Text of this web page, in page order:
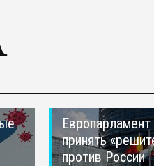
Европарламент
принять
против России